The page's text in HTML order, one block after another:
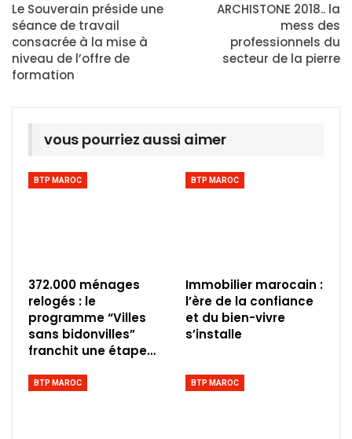
Le Souverain préside une
séance de travail
consacrée à la mise à
niveau de l’offre de
formation
ARCHISTONE 2018.. la
mess des
professionnels du
secteur de la pierre
vous pourriez aussi aimer
BTP MAROC
372.000 ménages
relogés : le
programme “Villes
sans bidonvilles”
franchit une étape…
BTP MAROC
Immobilier marocain :
l’ère de la confiance
et du bien-vivre
s’installe
BTP MAROC BTP MAROC